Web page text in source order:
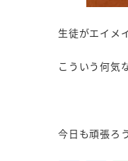
生徒がエイメ
こういう何気
今日も頑張ろ